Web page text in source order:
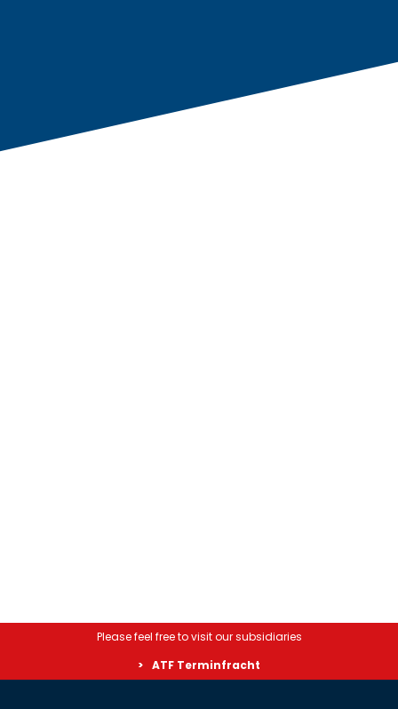
Please feel free to visit our subsidiaries
ATF Terminfracht